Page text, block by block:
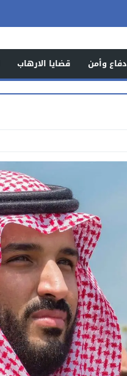
دفاع وأمن قضايا الارهاب